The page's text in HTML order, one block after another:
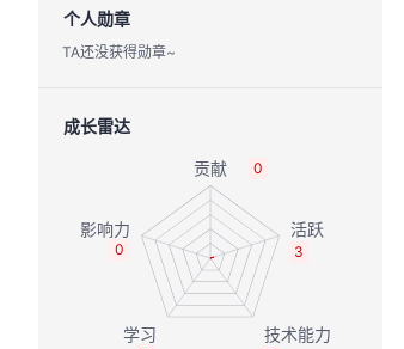
个人勋章
TA还没获得勋章~
成长雷达
0
3
0